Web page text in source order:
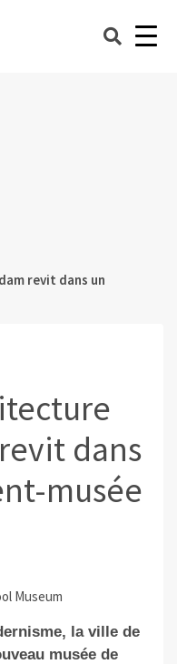
revit dans un
dans
musée
Museum
la ville de
musée de